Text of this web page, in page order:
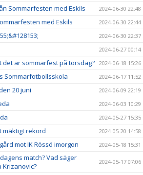
Sommarfesten med Eskils 2024-06-30 22:48
med Eskils 2024-06-30 22:44
2024-06-30 22:37
2024-06-27 00:14
det är sommarfest på torsdag? 2024-06-18 15:26
Sommarfotbollsskola 2024-06-17 11:52
20 juni 2024-06-09 22:19
2024-06-03 10:29
2024-05-27 15:35
mäktigt rekord 2024-05-20 14:58
mot IK Rössö imorgon 2024-05-18 15:31
match? Vad säger
Krizanovic?
2024-05-17 07:06